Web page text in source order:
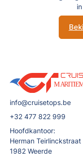
info@cruisetops.be
+32 477 822 999
Hoofdkantoor:
Herman Teirlinckstraat
1982 Weerde